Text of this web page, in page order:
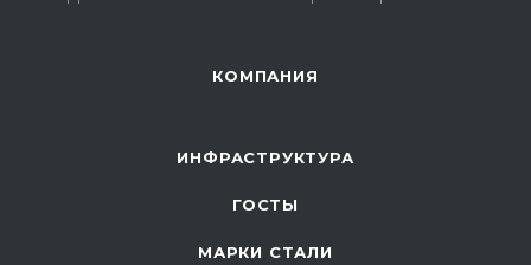
КОМПАНИЯ
ИНФРАСТРУКТУРА
ГОСТЫ
МАРКИ СТАЛИ